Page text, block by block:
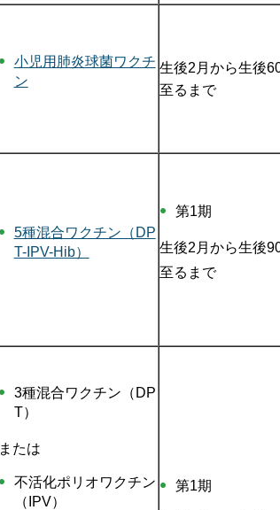
小児用肺炎球菌ワクチ
ン
生後2月から生後
至るまで
5種混合ワクチン（DP
T-IPV-Hib）
第1期
生後2月から生後
至るまで
3種混合ワクチン（DP
T）
または
不活化ポリオワクチン
（IPV）
第1期